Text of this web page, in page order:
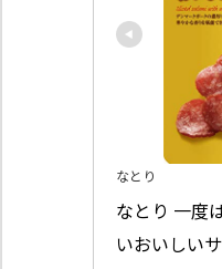
なとり
なとり 一度
いおいしい